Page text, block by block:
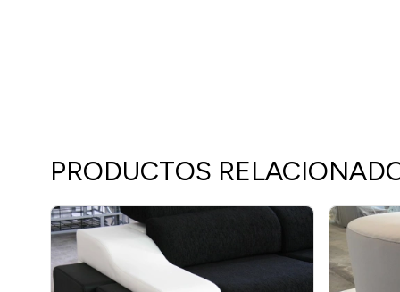
PRODUCTOS